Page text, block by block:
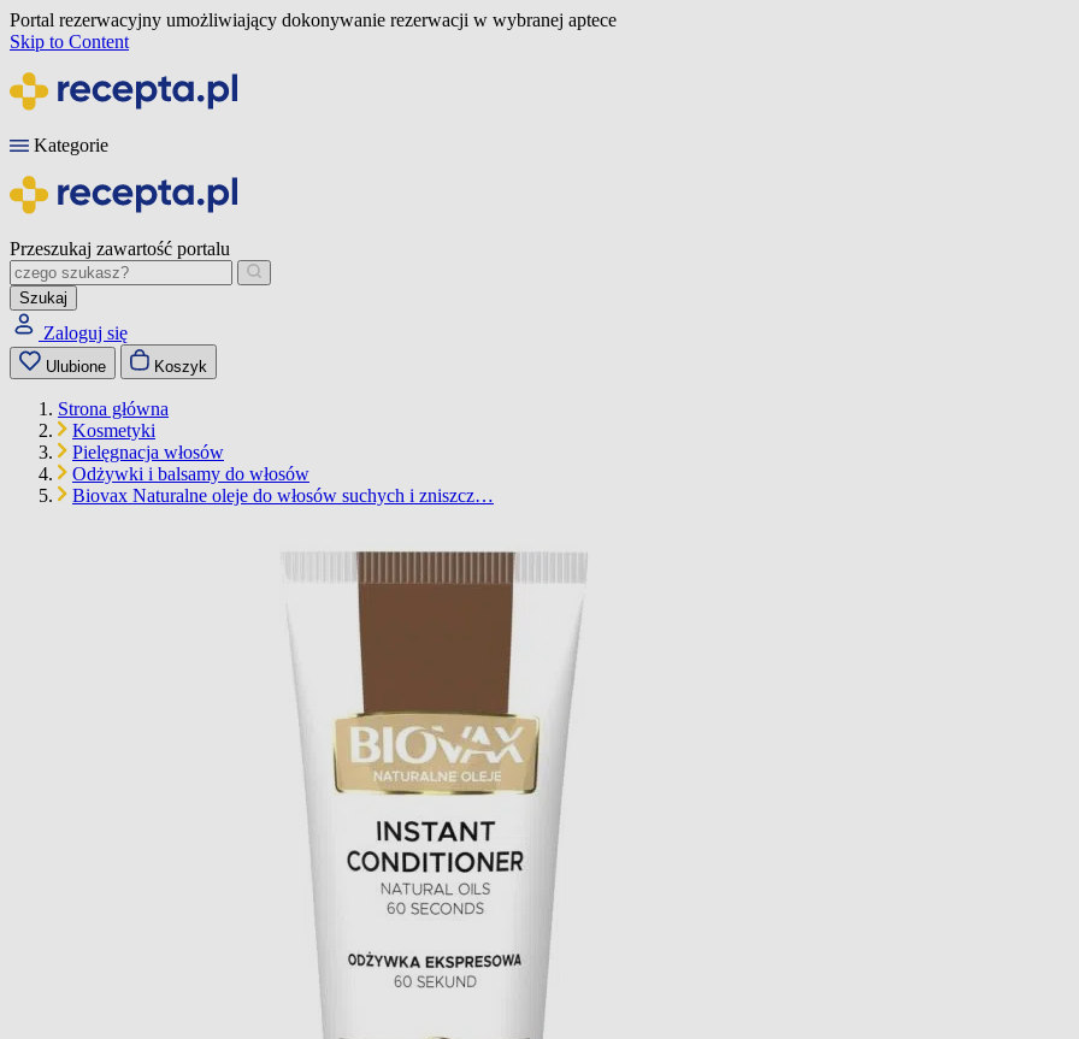
Portal rezerwacyjny umożliwiający dokonywanie rezerwacji w wybranej aptece
Skip to Content
Kategorie
Przeszukaj zawartość portalu
Szukaj
Zaloguj się
Ulubione Koszyk
Strona główna
Kosmetyki
Pielęgnacja włosów
Odżywki i balsamy do włosów
Biovax Naturalne oleje do włosów suchych i zniszcz…